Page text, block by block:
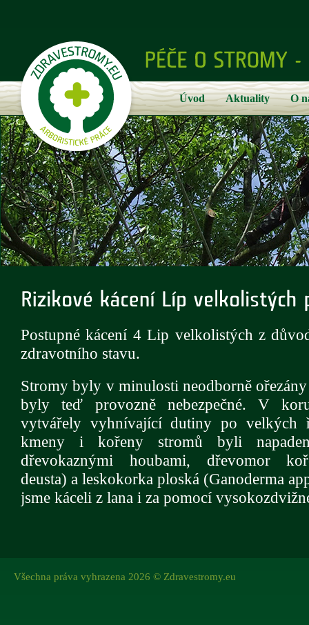
Postupné kácení 4 Lip velkolistých z
zdravotního stavu.
Stromy byly v minulosti neodborně
byly teď provozně nebezpečné. V
vytvářely vyhnívající dutiny po velkých
kmeny i kořeny stromů byli
dřevokaznými houbami, dřevomor
deusta) a leskokorka ploská (Ganoderma
jsme káceli z lana i za pomocí
Úvod Aktuality O
Všechna práva vyhrazena 2026 © Zdravestromy.eu